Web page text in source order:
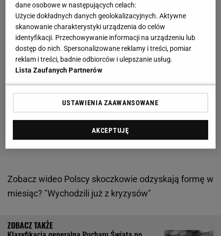
Zobacz wideo Polscy skoczkowie odzyskają formę w
miesiąc? "Wychodzili już z kryzysów"
dane osobowe w następujących celach:
Użycie dokładnych danych geolokalizacyjnych. Aktywne
skanowanie charakterystyki urządzenia do celów
identyfikacji. Przechowywanie informacji na urządzeniu lub
dostęp do nich. Spersonalizowane reklamy i treści, pomiar
reklam i treści, badnie odbiorców i ulepszanie usług.
Lista Zaufanych Partnerów
USTAWIENIA ZAAWANSOWANE
AKCEPTUJĘ